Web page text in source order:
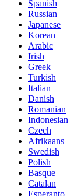
Spanish
Russian
Japanese
Korean
Arabic
Irish
Greek
Turkish
Italian
Danish
Romanian
Indonesian
Czech
Afrikaans
Swedish
Polish
Basque
Catalan